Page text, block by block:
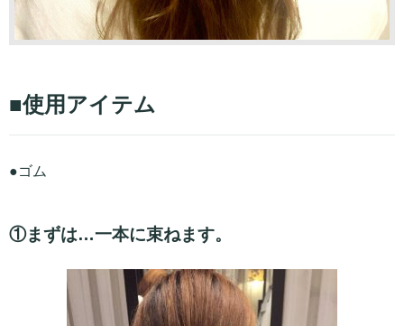
■使用アイテム
●ゴム
①まずは…一本に束ねます。